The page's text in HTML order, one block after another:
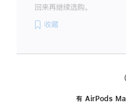
回来再继续选购。
收藏
有 AirPods